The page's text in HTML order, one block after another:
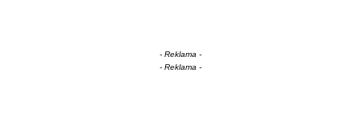
- Reklama -
- Reklama -